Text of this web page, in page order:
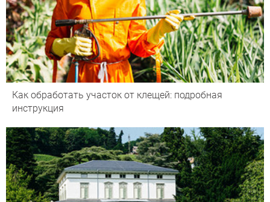
Как обработать участок от клещей: подробная
инструкция